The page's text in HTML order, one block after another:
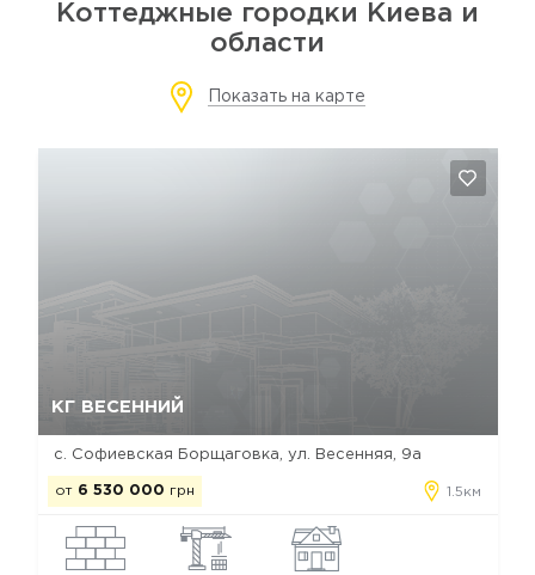
Коттеджные городки Киева и
области
Показать на карте
КГ ВЕСЕННИЙ
с. Софиевская Борщаговка, ул. Весенняя, 9а
от 6 530 000 грн 1.5км